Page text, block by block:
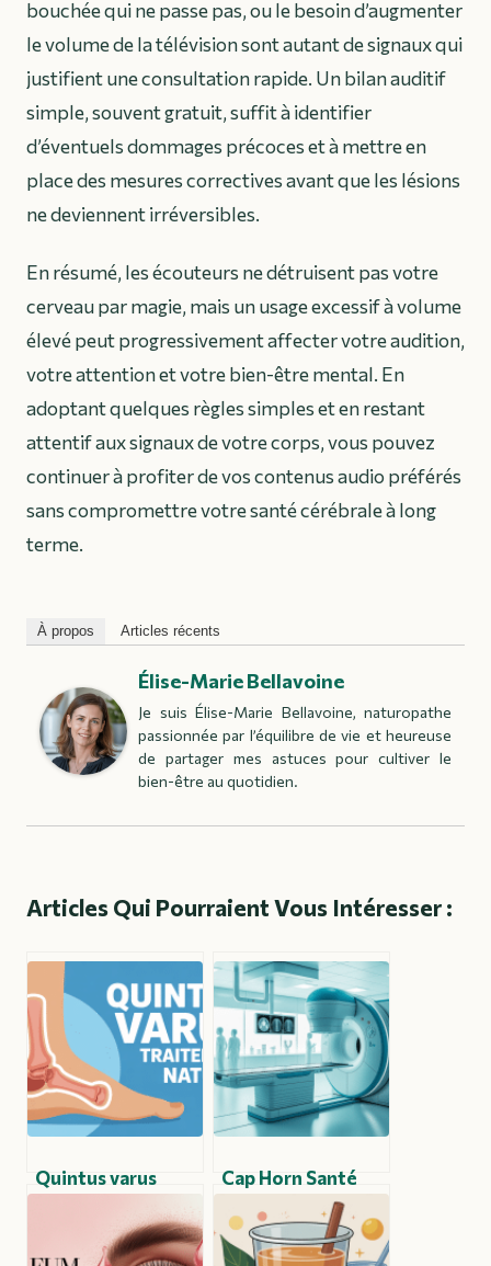
bouchée qui ne passe pas, ou le besoin d’augmenter
le volume de la télévision sont autant de signaux qui
justifient une consultation rapide. Un bilan auditif
simple, souvent gratuit, suffit à identifier
d’éventuels dommages précoces et à mettre en
place des mesures correctives avant que les lésions
ne deviennent irréversibles.
En résumé, les écouteurs ne détruisent pas votre
cerveau par magie, mais un usage excessif à volume
élevé peut progressivement affecter votre audition,
votre attention et votre bien-être mental. En
adoptant quelques règles simples et en restant
attentif aux signaux de votre corps, vous pouvez
continuer à profiter de vos contenus audio préférés
sans compromettre votre santé cérébrale à long
terme.
À propos Articles récents
Élise-Marie Bellavoine
Je suis Élise-Marie Bellavoine, naturopathe
passionnée par l’équilibre de vie et heureuse
de partager mes astuces pour cultiver le
bien-être au quotidien.
Articles Qui Pourraient Vous Intéresser :
Quintus varus
naturel : solutions
efficaces et
Cap Horn Santé
Pelleport :
services,